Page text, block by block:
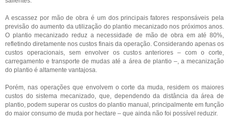
A escassez por mão de obra é um dos principais fatores responsáveis pela
previsão do aumento da utilização do plantio mecanizado nos próximos anos.
O plantio mecanizado reduz a necessidade de mão de obra em até 80%,
refletindo diretamente nos custos finais da operação. Considerando apenas os
custos operacionais, sem envolver os custos anteriores – com o corte,
carregamento e transporte de mudas até a área de plantio –, a mecanização
do plantio é altamente vantajosa.
Porém, nas operações que envolvem o corte da muda, residem os maiores
custos do sistema mecanizado, que, dependendo da distância da área de
plantio, podem superar os custos do plantio manual, principalmente em função
do maior consumo de muda por hectare – que ainda não foi possível reduzir.